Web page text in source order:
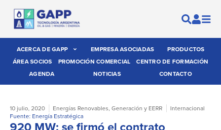
ACERCA DE GAPP EMPRESA ASOCIADAS
PRODUCTOS
ÁREA SOCIOS
PROMOCIÓN COMERCIAL
CENTRO DE FORMACIÓN
AGENDA
NOTICIAS CONTACTO
10 julio, 2020 Energías Renovables, Generación y EERR
Internacional
Fuente: Energía Estratégica